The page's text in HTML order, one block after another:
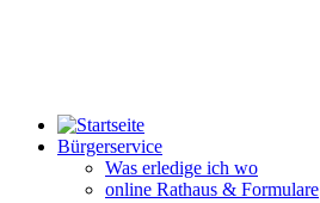
Bürgerservice
Was erledige ich wo
online Rathaus & Formulare